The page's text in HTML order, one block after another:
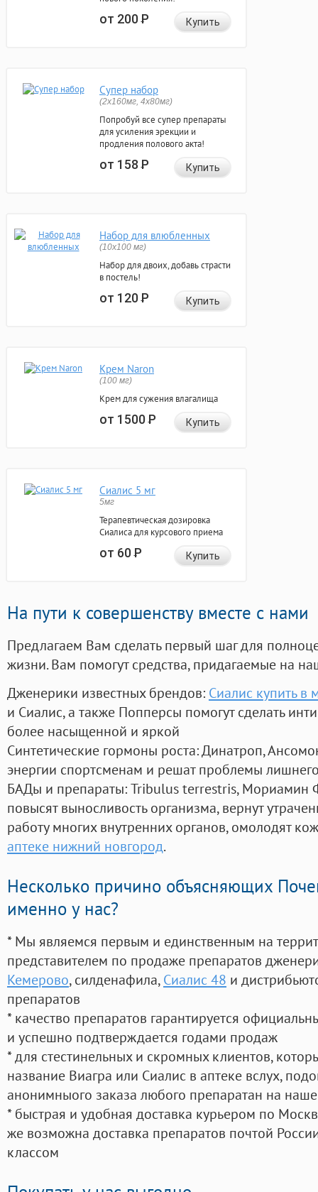
от 200Р Купить
Супер набор
(2х160мг, 4х80мг)
Попробуй все супер препараты
для усиления эрекции и
продления полового акта!
от 158Р Купить
Набор для влюбленных
(10х100 мг)
Набор для двоих, добавь страсти
в постель!
от 120Р Купить
Крем Naron
(100 мг)
Крем для сужения влагалища
от 1500Р Купить
Сиалис 5 мг
5мг
Терапевтическая дозировка
Сиалиса для курсового приема
от 60Р Купить
На пути к совершенству вместе с нами
Предлагаем Вам сделать первый шаг для
жизни. Вам помогут средства, придагаемые на
Дженерики известных брендов: Сиалис купить в
и Сиалис, а также Попперсы помогут сделать
более насыщенной и яркой
Синтетические гормоны роста: Динатроп,
энергии спортсменам и решат проблемы
БАДы и препараты:Tribulus terrestris, Мориамин
повысят выносливость организма, вернут
работу многих внутренних органов, омолодят
аптеке нижний новгород.
Несколько причино объясняющих
именно у нас?
* Мы являемся первым и единственным на
представителем по продаже препаратов
Кемерово, силденафила, Сиалис 48 и
препаратов
* качество препаратов гарантируется
и успешно подтверждается годами продаж
* для стестинельных и скромных клиентов,
название Виагра или Сиалис в аптеке вслух,
анонимныого заказа любого препаратан на
* быстрая и удобная доставка курьером по
же возможна доставка препаратов почтой
классом